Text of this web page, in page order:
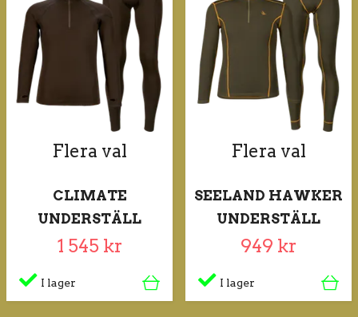
Flera val
CLIMATE
UNDERSTÄLL
1 545 kr
I lager
Flera val
SEELAND HAWKER
UNDERSTÄLL
949 kr
I lager